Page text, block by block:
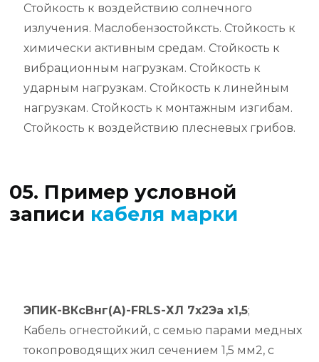
Стойкость к воздействию солнечного
излучения. Маслобензостойксть. Стойкость к
химически активным средам. Стойкость к
вибрационным нагрузкам. Стойкость к
ударным нагрузкам. Стойкость к линейным
нагрузкам. Стойкость к монтажным изгибам.
Стойкость к воздействию плесневых грибов.
05. Пример условной
записи кабеля марки
ЭПИК-ВКсВнг(А)-FRLS-ХЛ 7х2Эа х1,5;
Кабель огнестойкий, с семью парами медных
токопроводящих жил сечением 1,5 мм2, с